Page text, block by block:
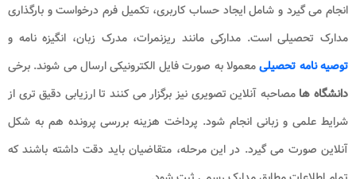
انجام می گیرد و شامل ایجاد حساب کاربری، تکمیل فرم درخواست و بارگذاری
مدارک تحصیلی است. مدارکی مانند ریزنمرات، مدرک زبان، انگیزه نامه و
توصیه نامه تحصیلیمعمولا به صورت فایل الکترونیکی ارسال می شوند. برخی
دانشگاه ها مصاحبه آنلاین تصویری نیز برگزار می کنند تا ارزیابی دقیق تری از
شرایط علمی و زبانی انجام شود. پرداخت هزینه بررسی پرونده هم به شکل
آنلاین صورت می گیرد. در این مرحله، متقاضیان باید دقت داشته باشند که